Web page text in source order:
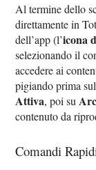
Al termine dello
direttamente in
dell’app (l’icona
selezionando il
accedere ai
pigiando prima
Attiva, poi su
contenuto da
Comandi